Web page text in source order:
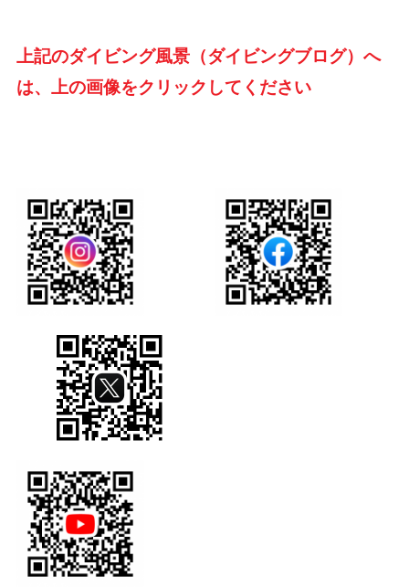
上記のダイビング風景（ダイビングブログ）へ
は、上の画像をクリックしてください